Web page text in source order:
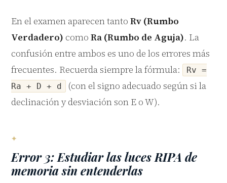
En el examen aparecen tanto Rv (Rumbo
Verdadero) como Ra (Rumbo de Aguja). La
confusión entre ambos es uno de los errores más
frecuentes. Recuerda siempre la fórmula:
Rv =
Ra + D + d
(con el signo adecuado según si la
declinación y desviación son E o W).
Error 3: Estudiar las luces RIPA de
memoria sin entenderlas
Marina
Asistente SailVoyager